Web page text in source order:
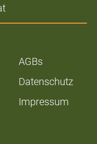
AGBs
Datenschutz
Impressum